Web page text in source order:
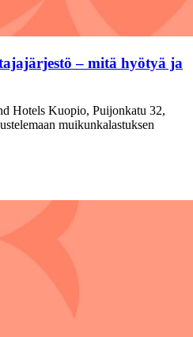
– mitä hyötyä ja
Hotels Kuopio, Puijonkatu 32,
muikunkalastuksen